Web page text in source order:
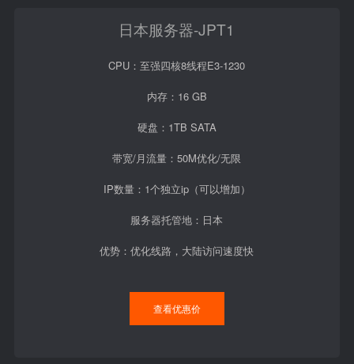
日本服务器-JPT1
CPU：至强四核8线程E3-1230
内存：16 GB
硬盘：1TB SATA
带宽/月流量：50M优化/无限
IP数量：1个独立ip（可以增加）
服务器托管地：日本
优势：优化线路，大陆访问速度快
查看优惠价